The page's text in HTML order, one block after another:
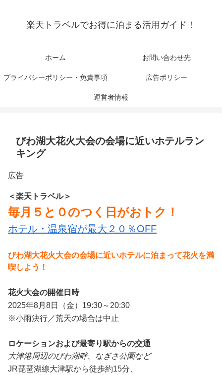
楽天トラベルでお得に泊まる活用ガイド！
ホーム お問い合わせ先
プライバシーポリシー・免責事項 広告ポリシー
運営者情報
びわ湖大花火大会の会場に近いホテルラン
キング
広告
＜楽天トラベル＞
毎月５と０のつく日がおトク！
ホテル・温泉宿が最大２０％OFF
びわ湖大花火大会の会場に近いホテルに泊まって花火を満
喫しよう！
花火大会の開催日時
2025年8月8日（金）19:30～20:30
※小雨決行／荒天の場合は中止
ロケーションおよび最寄り駅からの交通
大津港周辺のびわ湖畔、なぎさ公園など
JR琵琶湖線大津駅から徒歩約15分、